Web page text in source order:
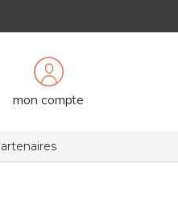
mon compte